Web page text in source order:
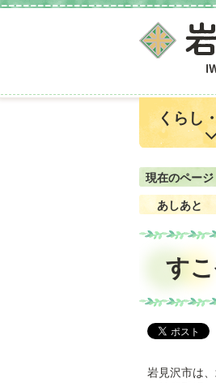
くらし
現在のページ
あしあと
す
岩見沢市は